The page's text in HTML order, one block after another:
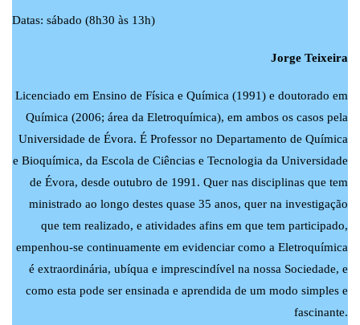
Datas: sábado (8h30 às 13h)
Jorge Teixeira
Licenciado em Ensino de Física e Química (1991) e doutorado em
Química (2006; área da Eletroquímica), em ambos os casos pela
Universidade de Évora. É Professor no Departamento de Química
e Bioquímica, da Escola de Ciências e Tecnologia da Universidade
de Évora, desde outubro de 1991. Quer nas disciplinas que tem
ministrado ao longo destes quase 35 anos, quer na investigação
que tem realizado, e atividades afins em que tem participado,
empenhou-se continuamente em evidenciar como a Eletroquímica
é extraordinária, ubíqua e imprescindível na nossa Sociedade, e
como esta pode ser ensinada e aprendida de um modo simples e
fascinante.